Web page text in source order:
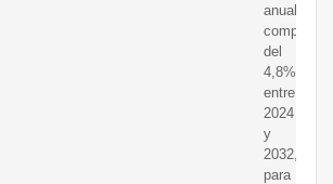
anual
compuesta
del
4,8%
entre
2024
y
2032,
para